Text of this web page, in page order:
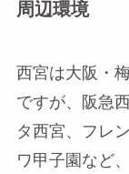
周辺環境
西宮は大阪・
ですが、阪急
タ西宮、フレ
ワ甲子園など、